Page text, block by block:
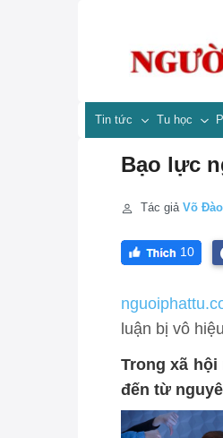
Tin tức Tu học
Bạo lực
Tác giả Võ
10
luận bị vô
Trong xã
đến từ